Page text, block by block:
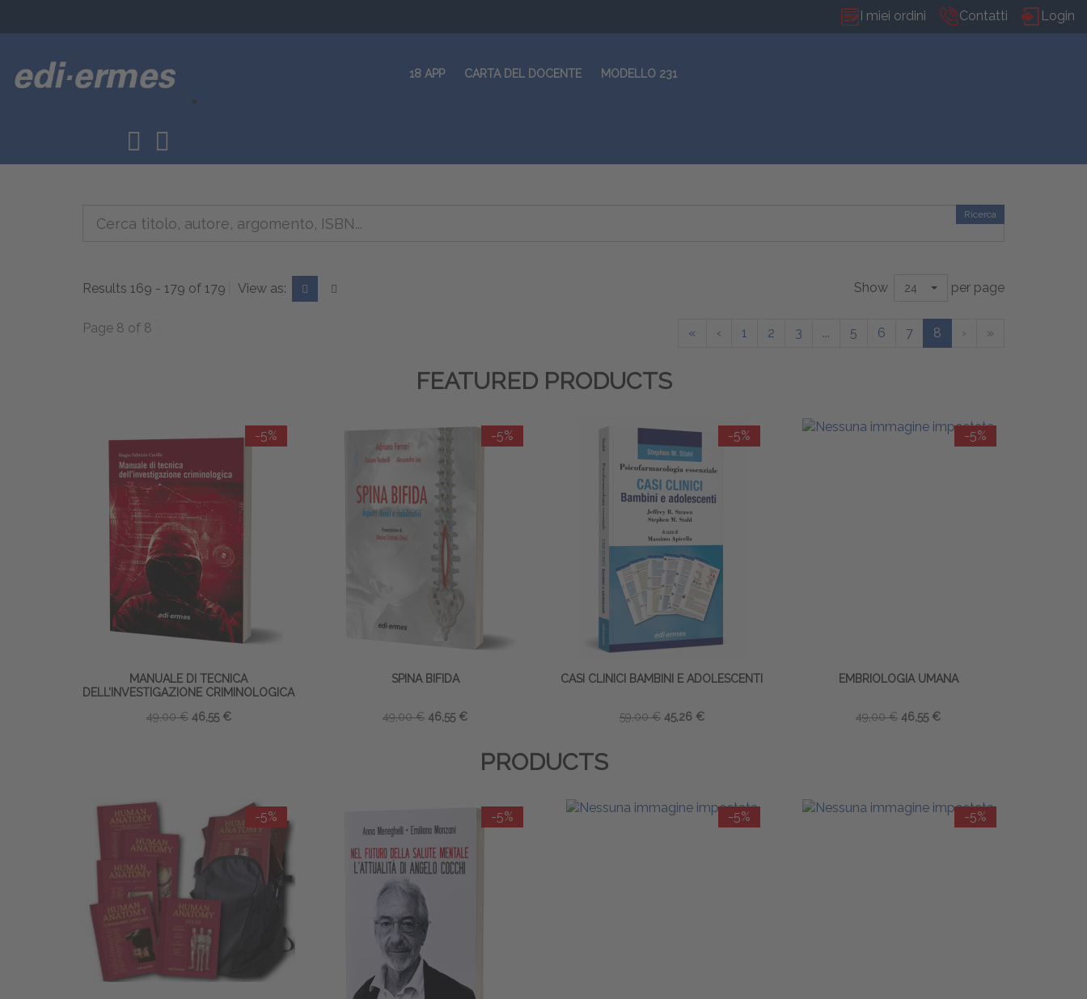
I miei ordini Contatti Login
18 APP CARTA DEL DOCENTE MODELLO 231
Ricerca
Results 169 - 179 of 179 View as: Show 24 per page
Page 8 of 8 « ‹ 1 2 3 ... 5 6 7 8 › »
FEATURED PRODUCTS
-5%
MANUALE DI TECNICA
DELL’INVESTIGAZIONE CRIMINOLOGICA
49,00 € 46,55 €
-5%
SPINA BIFIDA
49,00 € 46,55 €
-5%
CASI CLINICI BAMBINI E ADOLESCENTI
59,00 € 45,26 €
-5%
EMBRIOLOGIA UMANA
49,00 € 46,55 €
PRODUCTS
-5% -5% -5% -5%